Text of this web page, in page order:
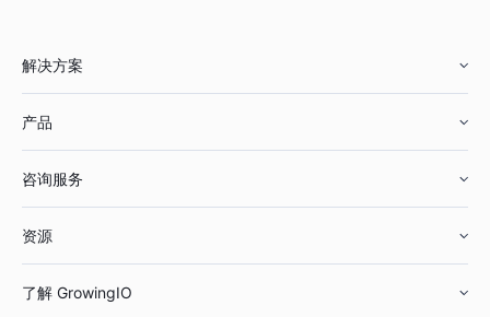
解决方案
鞋服行业
汽车行业
产品
智能运营
咨询服务
资源
了解 GrowingIO